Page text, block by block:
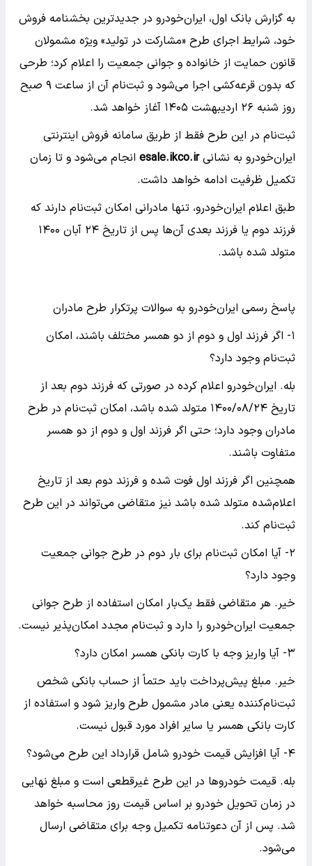
به گزارش بانک اول، ایران‌خودرو در جدیدترین بخشنامه فروش
خود، شرایط اجرای طرح «مشارکت در تولید» ویژه مشمولان
قانون حمایت از خانواده و جوانی جمعیت را اعلام کرد؛ طرحی
که بدون قرعه‌کشی اجرا می‌شود و ثبت‌نام آن از ساعت ۹ صبح
روز شنبه ۲۶ اردیبهشت ۱۴۰۵ آغاز خواهد شد.
ثبت‌نام در این طرح فقط از طریق سامانه فروش اینترنتی
ایران‌خودرو به نشانیesale.ikco.ir انجام می‌شود و تا زمان
تکمیل ظرفیت ادامه خواهد داشت.
طبق اعلام ایران‌خودرو، تنها مادرانی امکان ثبت‌نام دارند که
فرزند دوم یا فرزند بعدی آن‌ها پس از تاریخ ۲۴ آبان ۱۴۰۰
متولد شده باشد.
پاسخ رسمی ایران‌خودرو به سوالات پرتکرار طرح مادران
۱- اگر فرزند اول و دوم از دو همسر مختلف باشند، امکان
ثبت‌نام وجود دارد؟
بله. ایران‌خودرو اعلام کرده در صورتی که فرزند دوم بعد از
تاریخ ۱۴۰۰/۰۸/۲۴ متولد شده باشد، امکان ثبت‌نام در طرح
مادران وجود دارد؛ حتی اگر فرزند اول و دوم از دو همسر
متفاوت باشند.
همچنین اگر فرزند اول فوت شده و فرزند دوم بعد از تاریخ
اعلام‌شده متولد شده باشد نیز متقاضی می‌تواند در این طرح
ثبت‌نام کند.
۲- آیا امکان ثبت‌نام برای بار دوم در طرح جوانی جمعیت
وجود دارد؟
خیر. هر متقاضی فقط یک‌بار امکان استفاده از طرح جوانی
جمعیت ایران‌خودرو را دارد و ثبت‌نام مجدد امکان‌پذیر نیست.
۳- آیا واریز وجه با کارت بانکی همسر امکان دارد؟
خیر. مبلغ پیش‌پرداخت باید حتماً از حساب بانکی شخص
ثبت‌نام‌کننده یعنی مادر مشمول طرح واریز شود و استفاده از
کارت بانکی همسر یا سایر افراد مورد قبول نیست.
۴- آیا افزایش قیمت خودرو شامل قرارداد این طرح می‌شود؟
بله. قیمت خودروها در این طرح غیرقطعی است و مبلغ نهایی
در زمان تحویل خودرو بر اساس قیمت روز محاسبه خواهد
شد. پس از آن دعوتنامه تکمیل وجه برای متقاضی ارسال
می‌شود.